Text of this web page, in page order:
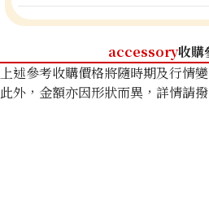
accessory收購
上述參考收購價格將隨時期及行情變
此外，金額亦因形狀而異，詳情請